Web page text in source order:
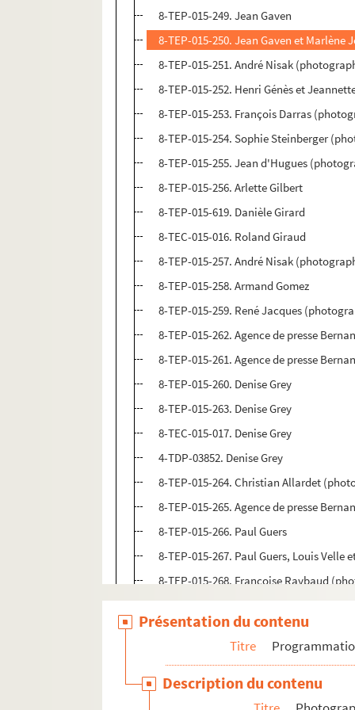
8-TEP-015-249. Jean Gaven
8-TEP-015-250. Jean Gaven et Marlène
8-TEP-015-251. André Nisak
8-TEP-015-252. Henri Génès et
8-TEP-015-253. François Darras
8-TEP-015-254. Sophie Steinberger
8-TEP-015-255. Jean d'Hugues
8-TEP-015-256. Arlette Gilbert
8-TEP-015-619. Danièle Girard
8-TEC-015-016. Roland Giraud
8-TEP-015-257. André Nisak
8-TEP-015-258. Armand Gomez
8-TEP-015-259. René Jacques
8-TEP-015-262. Agence de presse
8-TEP-015-261. Agence de presse
8-TEP-015-260. Denise Grey
8-TEP-015-263. Denise Grey
8-TEC-015-017. Denise Grey
4-TDP-03852. Denise Grey
8-TEP-015-264. Christian Allardet
8-TEP-015-265. Agence de presse
8-TEP-015-266. Paul Guers
8-TEP-015-267. Paul Guers, Louis Velle
8-TEP-015-268. Françoise Raybaud
8-TEC-015-004. Gilles Schrempp
8-TEP-015-269. Patrick Guillemin
8-TEP-015-270. Jacqueline Guy
8-TEP-015-271. Josseline Minet
8-TEP-015-272. Henri Guybet
Présentation du contenu
Titre
Description du contenu